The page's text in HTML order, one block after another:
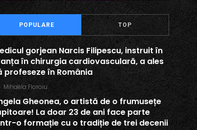
POPULARE TOP
gorjean Narcis Filipescu, instruit în
în chirurgia cardiovasculară, a ales
profeseze în România
Mihaela Floroiu
Gheonea, o artistă de o frumusețe
La doar 23 de ani face parte
o formație cu o tradiție de trei decenii